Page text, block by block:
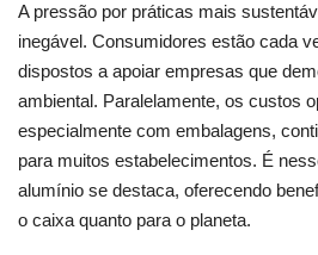
A pressão por práticas mais
inegável. Consumidores estão cada
dispostos a apoiar empresas que
ambiental. Paralelamente, os custos
especialmente com embalagens,
para muitos estabelecimentos. É
alumínio se destaca, oferecendo
o caixa quanto para o planeta.